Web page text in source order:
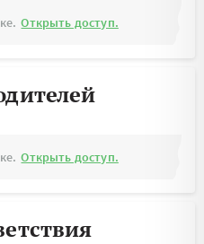
Открыть доступ.
Открыть доступ.